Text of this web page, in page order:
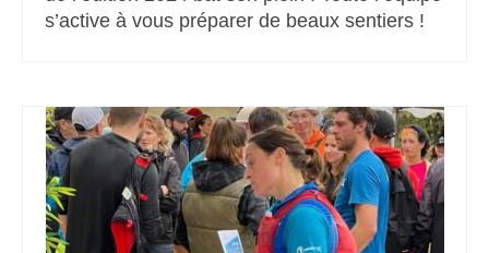
s’active à vous préparer de beaux sentiers !